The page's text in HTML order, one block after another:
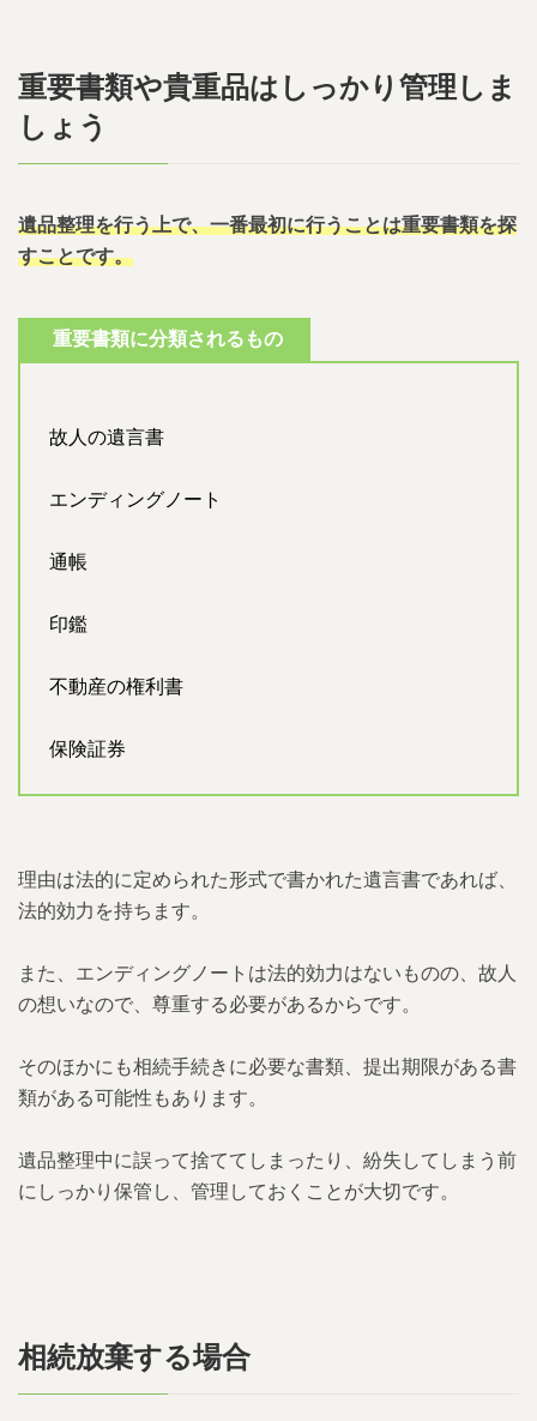
重要書類や貴重品はしっかり管理しま
しょう
遺品整理を行う上で、一番最初に行うことは重要書類を探
すことです。
重要書類に分類されるもの
故人の遺言書
エンディングノート
通帳
印鑑
不動産の権利書
保険証券
理由は法的に定められた形式で書かれた遺言書であれば、
法的効力を持ちます。
また、エンディングノートは法的効力はないものの、故人
の想いなので、尊重する必要があるからです。
そのほかにも相続手続きに必要な書類、提出期限がある書
類がある可能性もあります。
遺品整理中に誤って捨ててしまったり、紛失してしまう前
にしっかり保管し、管理しておくことが大切です。
相続放棄する場合